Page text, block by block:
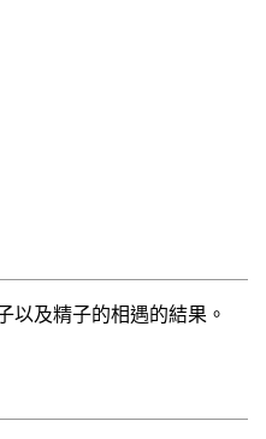
以及精子的相遇的結果。